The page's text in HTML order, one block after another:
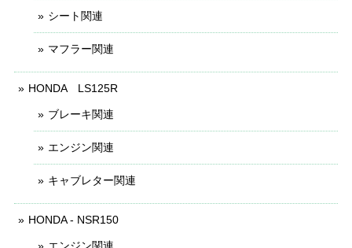
シート関連
マフラー関連
HONDA LS125R
ブレーキ関連
エンジン関連
キャブレター関連
HONDA - NSR150